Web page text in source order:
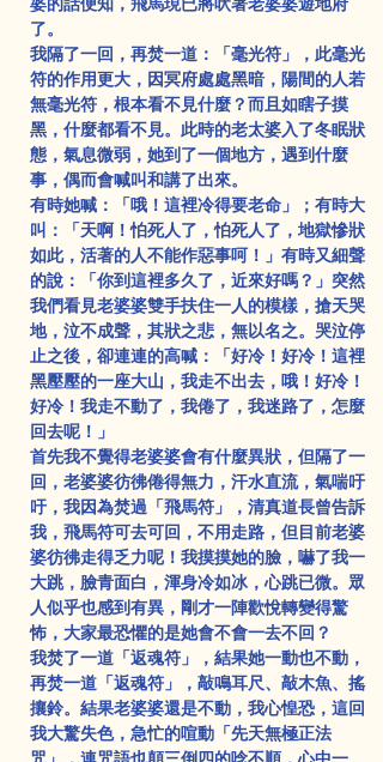
了。
我隔了一回，再焚一道：「毫光符」，此毫光
符的作用更大，因冥府處處黑暗，陽間的人若
無毫光符，根本看不見什麼？而且如瞎子摸
黑，什麼都看不見。此時的老太婆入了冬眠狀
態，氣息微弱，她到了一個地方，遇到什麼
事，偶而會喊叫和講了出來。
有時她喊：「哦！這裡冷得要老命」；有時大
叫：「天啊！怕死人了，怕死人了，地獄慘狀
如此，活著的人不能作惡事呵！」有時又細聲
的說：「你到這裡多久了，近來好嗎？」突然
我們看見老婆婆雙手扶住一人的模樣，搶天哭
地，泣不成聲，其狀之悲，無以名之。哭泣停
止之後，卻連連的高喊：「好冷！好冷！這裡
黑壓壓的一座大山，我走不出去，哦！好冷！
好冷！我走不動了，我倦了，我迷路了，怎麼
回去呢！」
首先我不覺得老婆婆會有什麼異狀，但隔了一
回，老婆婆彷彿倦得無力，汗水直流，氣喘吁
吁，我因為焚過「飛馬符」，清真道長曾告訴
我，飛馬符可去可回，不用走路，但目前老婆
婆彷彿走得乏力呢！我摸摸她的臉，嚇了我一
大跳，臉青面白，渾身冷如冰，心跳已微。眾
人似乎也感到有異，剛才一陣歡悅轉變得驚
怖，大家最恐懼的是她會不會一去不回？
我焚了一道「返魂符」，結果她一動也不動，
再焚一道「返魂符」，敲鳴耳尺、敲木魚、搖
攘鈴。結果老婆婆還是不動，我心惶恐，這回
我大驚失色，急忙的喧動「先天無極正法